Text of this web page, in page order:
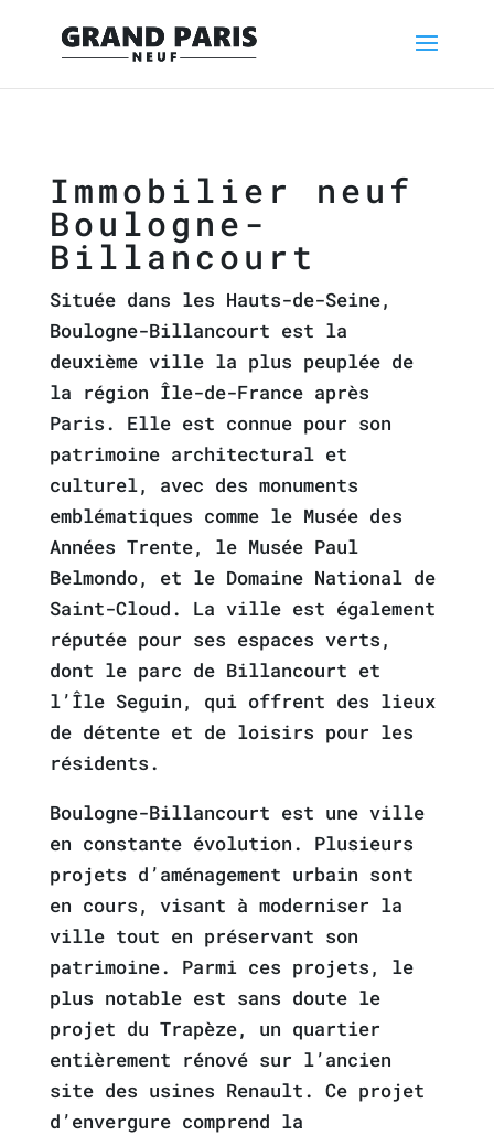
Immobilier neuf
Boulogne-
Billancourt
Située dans les Hauts-de-Seine,
Boulogne-Billancourt est la
deuxième ville la plus peuplée de
la région Île-de-France après
Paris. Elle est connue pour son
patrimoine architectural et
culturel, avec des monuments
emblématiques comme le Musée des
Années Trente, le Musée Paul
Belmondo, et le Domaine National de
Saint-Cloud. La ville est également
réputée pour ses espaces verts,
dont le parc de Billancourt et
l’Île Seguin, qui offrent des lieux
de détente et de loisirs pour les
résidents.
Boulogne-Billancourt est une ville
en constante évolution. Plusieurs
projets d’aménagement urbain sont
en cours, visant à moderniser la
ville tout en préservant son
patrimoine. Parmi ces projets, le
plus notable est sans doute le
projet du Trapèze, un quartier
entièrement rénové sur l’ancien
site des usines Renault. Ce projet
d’envergure comprend la